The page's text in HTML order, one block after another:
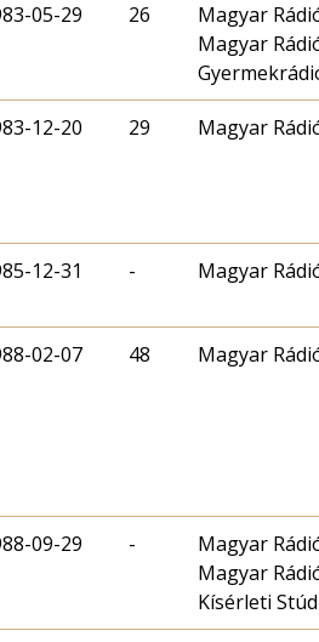
05-29 26
Magyar
Magyar
12-20 29 Magyar
12-31 - Magyar
02-07 48 Magyar
09-29 -
Magyar
Magyar
Kísérleti